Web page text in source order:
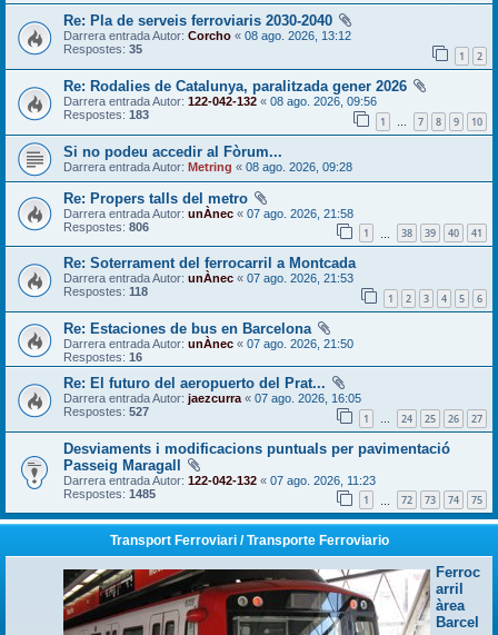
Re: Pla de serveis ferroviaris 2030-2040
Darrera entrada Autor: Corcho « 08 ago. 2026, 13:12
Respostes: 35 1 2
Re: Rodalies de Catalunya, paralitzada gener 2026
Darrera entrada Autor: 122-042-132 « 08 ago. 2026, 09:56
Respostes: 183 1 … 7 8 9 10
Si no podeu accedir al Fòrum...
Darrera entrada Autor: Metring « 08 ago. 2026, 09:28
Re: Propers talls del metro
Darrera entrada Autor: unÀnec « 07 ago. 2026, 21:58
Respostes: 806 1 38 39 40 41
Re: Soterrament del ferrocarril a Montcada
Darrera entrada Autor: unÀnec « 07 ago. 2026, 21:53
Respostes: 118 1 2 3 4 5 6
Re: Estaciones de bus en Barcelona
Darrera entrada Autor: unÀnec « 07 ago. 2026, 21:50
Respostes: 16
Re: El futuro del aeropuerto del Prat...
Darrera entrada Autor: jaezcurra « 07 ago. 2026, 16:05
Respostes: 527 1 … 24 25 26 27
Desviaments i modificacions puntuals per pavimentació
Passeig Maragall
Darrera entrada Autor: 122-042-132 « 07 ago. 2026, 11:23
Respostes: 1485 1 72 73 74 75
Transport Ferroviari / Transporte Ferroviario
Ferroc
arril
àrea
Barcel